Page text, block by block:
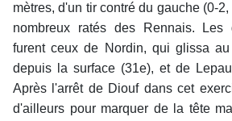
mètres, d'un tir contré du gauche (0-
nombreux ratés des Rennais. Les
furent ceux de Nordin, qui glissa
depuis la surface (31e), et de
Après l'arrêt de Diouf dans cet
d'ailleurs pour marquer de la tête